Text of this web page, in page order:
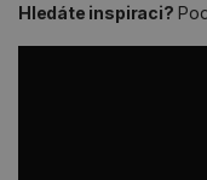
Hledáte inspiraci?